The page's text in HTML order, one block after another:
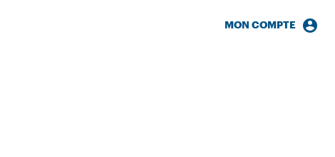
MON COMPTE